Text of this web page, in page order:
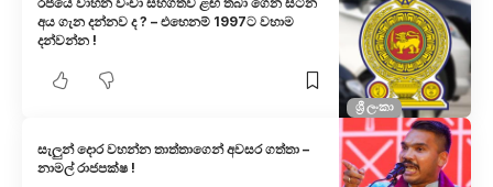
ශ්‍රී ලංකා
අය ගැන දන්නව ද ? – එහෙනම් 1997ට වහාම
දන්වන්න !
සැලුන් දොර වහන්න තාත්තාගෙන් අවසර ගත්තා –
නාමල් රාජපක්ෂ !